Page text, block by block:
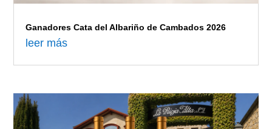
Ganadores Cata del Albariño de Cambados 2026
leer más